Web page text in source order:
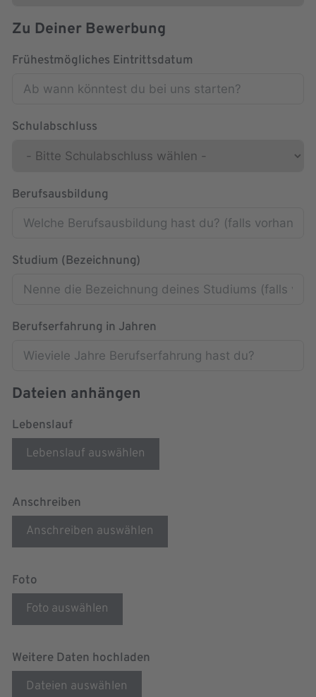
Zu Deiner Bewerbung
Frühestmögliches Eintrittsdatum
Schulabschluss
Berufsausbildung
Studium (Bezeichnung)
Berufserfahrung in Jahren
Dateien anhängen
Lebenslauf
Lebenslauf auswählen
Anschreiben
Anschreiben auswählen
Foto
Foto auswählen
Weitere Daten hochladen
Dateien auswählen